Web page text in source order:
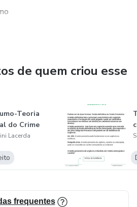
de quem criou esse
Teoria
do Crime
Lacerda
frequentes